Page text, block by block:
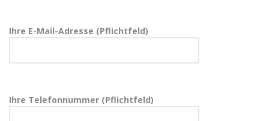
Ihre E-Mail-Adresse (Pflichtfeld)
Ihre Telefonnummer (Pflichtfeld)